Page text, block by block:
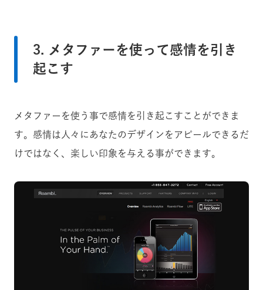
3. メタファーを使って感情を引き
起こす
メタファーを使う事で感情を引き起こすことができま
す。感情は人々にあなたのデザインをアピールできるだ
けではなく、楽しい印象を与える事ができます。